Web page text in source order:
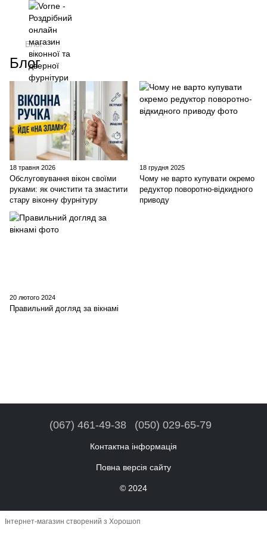
Блог
Блог
18 травня 2026
Обслуговування вікон своїми
руками: як очистити та змастити
стару віконну фурнітуру
18 грудня 2025
Чому не варто купувати окремо
редуктор поворотно-відкидного
приводу
20 лютого 2024
Правильний догляд за вікнамі
(067) 461-49-38 (050) 029-65-79
Контактна інформація
Повна версія сайту
© 2024
Інтернет-магазин створений з Хорошоп